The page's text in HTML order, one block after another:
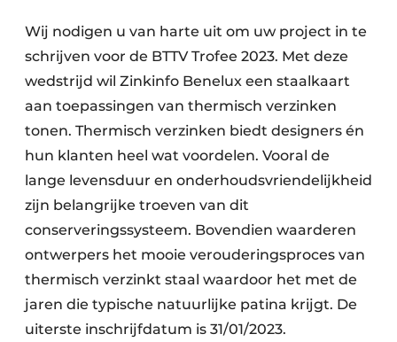
Wij nodigen u van harte uit om uw project in te
schrijven voor de BTTV Trofee 2023. Met deze
wedstrijd wil Zinkinfo Benelux een staalkaart
aan toepassingen van thermisch verzinken
tonen. Thermisch verzinken biedt designers én
hun klanten heel wat voordelen. Vooral de
lange levensduur en onderhoudsvriendelijkheid
zijn belangrijke troeven van dit
conserveringssysteem. Bovendien waarderen
ontwerpers het mooie verouderingsproces van
thermisch verzinkt staal waardoor het met de
jaren die typische natuurlijke patina krijgt. De
uiterste inschrijfdatum is 31/01/2023.